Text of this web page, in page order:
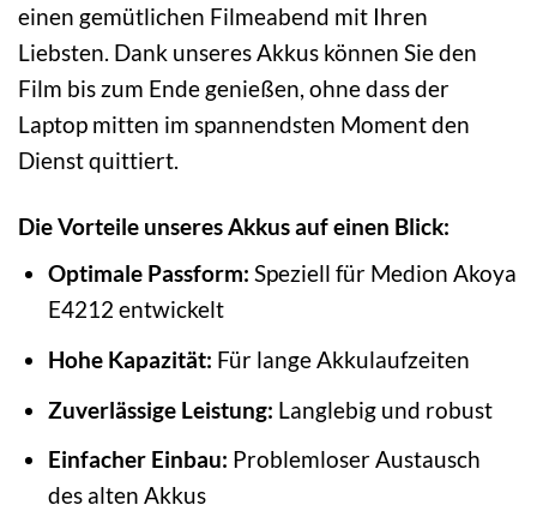
einen gemütlichen Filmeabend mit Ihren
Liebsten. Dank unseres Akkus können Sie den
Film bis zum Ende genießen, ohne dass der
Laptop mitten im spannendsten Moment den
Dienst quittiert.
Die Vorteile unseres Akkus auf einen Blick:
Optimale Passform: Speziell für Medion Akoya
E4212 entwickelt
Hohe Kapazität: Für lange Akkulaufzeiten
Zuverlässige Leistung: Langlebig und robust
Einfacher Einbau: Problemloser Austausch
des alten Akkus